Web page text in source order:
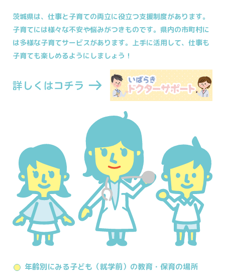
茨城県は、仕事と子育ての両立に役立つ支援制度があります。
子育てには様々な不安や悩みがつきものです。 県内の市町村に
は多様な子育てサービスがあります。 上手に活用して、仕事も
子育ても楽しめるようにしましょう！
年齢別にみる子ども（就学前）の教育・保育の場所